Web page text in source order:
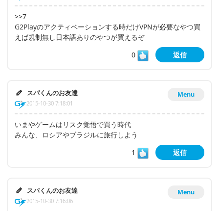
>>7
G2Playのアクティベーションする時だけVPNが必要なやつ買
えば規制無し日本語ありのやつが買えるぞ
0
返信
Menu
スパくんのお友達
2015-10-30 7:18:01
いまやゲームはリスク覚悟で買う時代
みんな、ロシアやブラジルに旅行しよう
1
返信
Menu
スパくんのお友達
2015-10-30 7:16:06